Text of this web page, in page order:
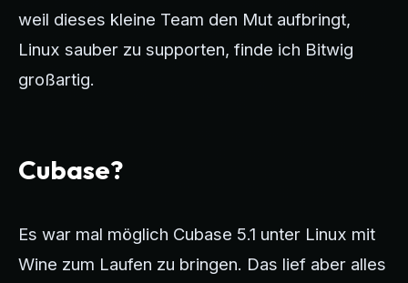
weil dieses kleine Team den Mut aufbringt,
Linux sauber zu supporten, finde ich Bitwig
großartig.
Cubase?
Es war mal möglich Cubase 5.1 unter Linux mit
Wine zum Laufen zu bringen. Das lief aber alles